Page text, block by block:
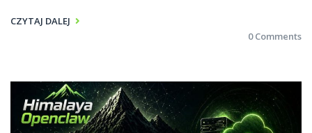
CZYTAJ DALEJ
0 Comments